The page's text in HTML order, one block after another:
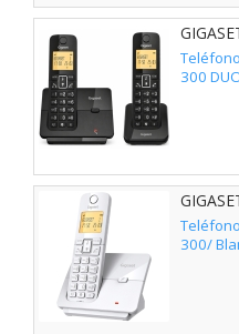
300
300/